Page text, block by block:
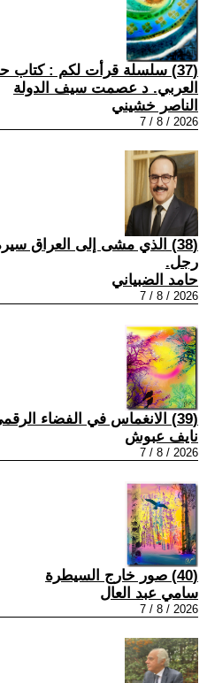
(37) سلسلة قرأت لكم : كتاب
العربي. د عصمت سيف الدولة
الناصر خشيني
2026 / 8 / 7
(38) الذي مشى إلى العراق
رجل.
حامد الضبياني
2026 / 8 / 7
(39) الانغماس في الفضاء الرقمي.. ضياع واستلاب
نايف عبوش
2026 / 8 / 7
(40) صور خارج السيطرة
سامي عبد العال
2026 / 8 / 7